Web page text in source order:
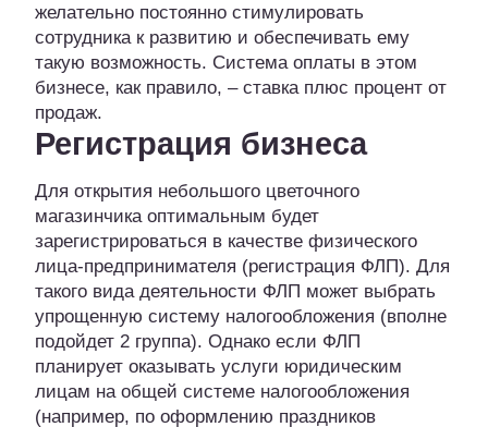
желательно постоянно стимулировать
сотрудника к развитию и обеспечивать ему
такую возможность. Система оплаты в этом
бизнесе, как правило, – ставка плюс процент от
продаж.
Регистрация бизнеса
Для открытия небольшого цветочного
магазинчика оптимальным будет
зарегистрироваться в качестве физического
лица-предпринимателя (регистрация ФЛП). Для
такого вида деятельности ФЛП может выбрать
упрощенную систему налогообложения (вполне
подойдет 2 группа). Однако если ФЛП
планирует оказывать услуги юридическим
лицам на общей системе налогообложения
(например, по оформлению праздников